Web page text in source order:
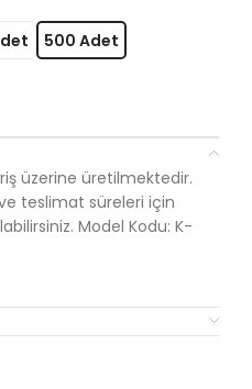
500 Adet
üzerine üretilmektedir.
teslimat süreleri için
Model Kodu: K-